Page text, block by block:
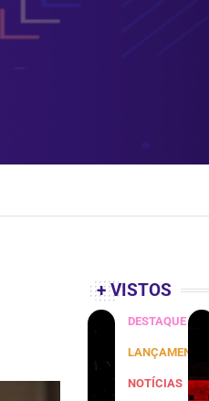
+ VISTOS
DESTAQUE
LANÇAMENTOS
NOTÍCIAS